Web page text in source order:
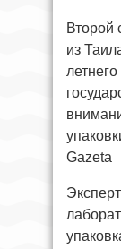
Второй
из
Gazeta